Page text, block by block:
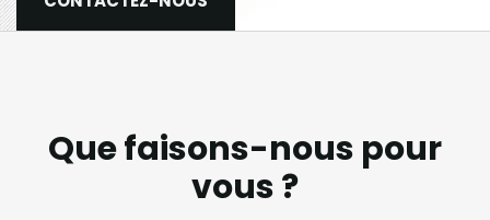
Que faisons-nous pour
vous ?